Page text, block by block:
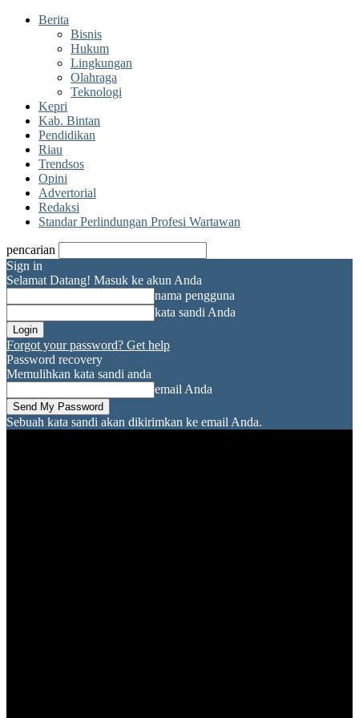
Berita
Bisnis
Hukum
Lingkungan
Olahraga
Teknologi
Kepri
Kab. Bintan
Pendidikan
Riau
Trendsos
Opini
Advertorial
Redaksi
Standar Perlindungan Profesi Wartawan
pencarian
Sign in
Selamat Datang! Masuk ke akun Anda
nama pengguna
kata sandi Anda
Forgot your password? Get help
Password recovery
Memulihkan kata sandi anda
email Anda
Sebuah kata sandi akan dikirimkan ke email Anda.